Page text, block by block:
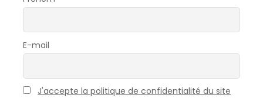
E-mail
J'accepte la politique de confidentialité du site